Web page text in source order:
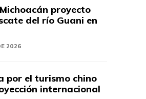
proyecto
del río Guani en
2026
por el turismo chino
internacional